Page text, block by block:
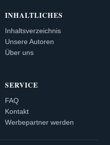
INHALTLICHES
Inhaltsverzeichnis
Unsere Autoren
Über uns
SERVICE
FAQ
Kontakt
Werbepartner werden